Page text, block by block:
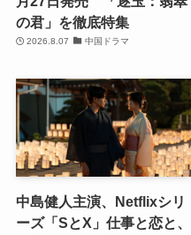
の君」を徹底特集
2026.8.07 中国ドラマ
中島健人主演、Netflixシリ
ーズ「SとX」仕事と恋と、